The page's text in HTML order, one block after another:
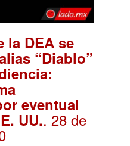
la DEA se
“Diablo”
eventual
UU.. 28 de